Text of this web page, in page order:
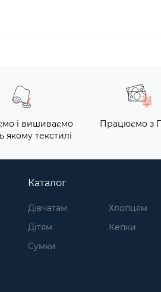
і вишиваємо
якому текстилі
Працюємо з
Каталог
Дівчатам
Хлопцям
Дітям
Кепки
Сумки